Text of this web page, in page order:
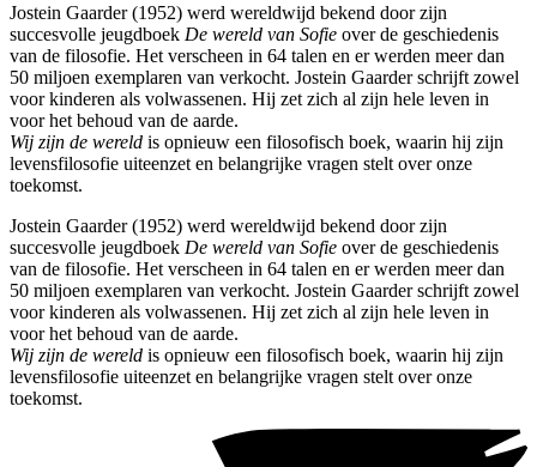
Jostein Gaarder (1952) werd wereldwijd bekend door zijn
succesvolle jeugdboek De wereld van Sofie over de geschiedenis
van de filosofie. Het verscheen in 64 talen en er werden meer dan
50 miljoen exemplaren van verkocht. Jostein Gaarder schrijft zowel
voor kinderen als volwassenen. Hij zet zich al zijn hele leven in
voor het behoud van de aarde.
Wij zijn de wereld is opnieuw een filosofisch boek, waarin hij zijn
levensfilosofie uiteenzet en belangrijke vragen stelt over onze
toekomst.
Jostein Gaarder (1952) werd wereldwijd bekend door zijn
succesvolle jeugdboek De wereld van Sofie over de geschiedenis
van de filosofie. Het verscheen in 64 talen en er werden meer dan
50 miljoen exemplaren van verkocht. Jostein Gaarder schrijft zowel
voor kinderen als volwassenen. Hij zet zich al zijn hele leven in
voor het behoud van de aarde.
Wij zijn de wereld is opnieuw een filosofisch boek, waarin hij zijn
levensfilosofie uiteenzet en belangrijke vragen stelt over onze
toekomst.